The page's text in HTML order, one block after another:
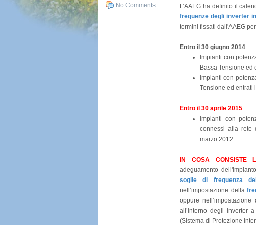
No Comments
L’AAEG ha definito il
frequenze degli inverter
termini fissati dall'AAEG
Entro il 30 giugno 2014:
Impianti con
Bassa Tensione
Impianti con
Tensione ed entrati
Entro il 30 aprile 2015:
Impianti con
connessi alla rete
marzo 2012.
IN COSA CONSISTE
adeguamento
soglie di frequenza
nell’impostazione della
oppure
all’interno degli inverter
(Sistema di Protezione